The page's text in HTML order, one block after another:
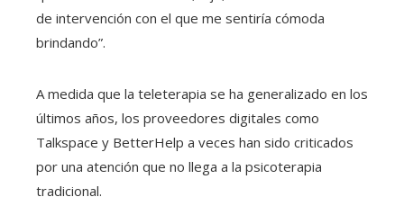
de intervención con el que me sentiría cómoda
brindando”.
A medida que la teleterapia se ha generalizado en los
últimos años, los proveedores digitales como
Talkspace y BetterHelp a veces han sido criticados
por una atención que no llega a la psicoterapia
tradicional.